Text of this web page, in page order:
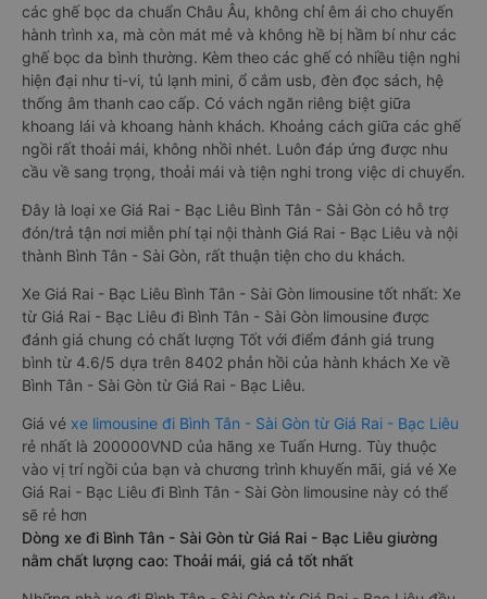
các ghế bọc da chuẩn Châu Âu, không chỉ êm ái cho chuyến
hành trình xa, mà còn mát mẻ và không hề bị hầm bí như các
ghế bọc da bình thường. Kèm theo các ghế có nhiều tiện nghi
hiện đại như ti-vi, tủ lạnh mini, ổ cắm usb, đèn đọc sách, hệ
thống âm thanh cao cấp. Có vách ngăn riêng biệt giữa
khoang lái và khoang hành khách. Khoảng cách giữa các ghế
ngồi rất thoải mái, không nhồi nhét. Luôn đáp ứng được nhu
cầu về sang trọng, thoải mái và tiện nghi trong việc di chuyển.
Đây là loại xe Giá Rai - Bạc Liêu Bình Tân - Sài Gòn có hỗ trợ
đón/trả tận nơi miễn phí tại nội thành Giá Rai - Bạc Liêu và nội
thành Bình Tân - Sài Gòn, rất thuận tiện cho du khách.
Xe Giá Rai - Bạc Liêu Bình Tân - Sài Gòn limousine tốt nhất: Xe
từ Giá Rai - Bạc Liêu đi Bình Tân - Sài Gòn limousine được
đánh giá chung có chất lượng Tốt với điểm đánh giá trung
bình từ 4.6/5 dựa trên 8402 phản hồi của hành khách Xe về
Bình Tân - Sài Gòn từ Giá Rai - Bạc Liêu.
Giá vé xe limousine đi Bình Tân - Sài Gòn từ Giá Rai - Bạc Liêu
rẻ nhất là 200000VND của hãng xe Tuấn Hưng. Tùy thuộc
vào vị trí ngồi của bạn và chương trình khuyến mãi, giá vé Xe
Giá Rai - Bạc Liêu đi Bình Tân - Sài Gòn limousine này có thể
sẽ rẻ hơn
Dòng xe đi Bình Tân - Sài Gòn từ Giá Rai - Bạc Liêu giường
nằm chất lượng cao: Thoải mái, giá cả tốt nhất